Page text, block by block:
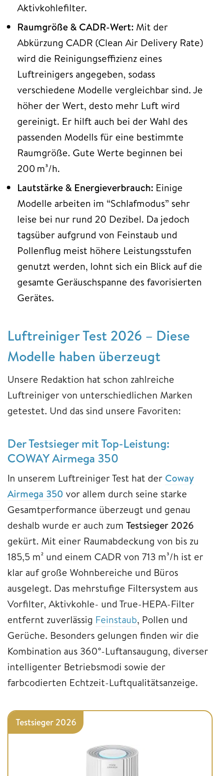
Aktivkohlefilter.
Raumgröße & CADR-Wert: Mit der
Abkürzung CADR (Clean Air Delivery Rate)
wird die Reinigungseffizienz eines
Luftreinigers angegeben, sodass
verschiedene Modelle vergleichbar sind. Je
höher der Wert, desto mehr Luft wird
gereinigt. Er hilft auch bei der Wahl des
passenden Modells für eine bestimmte
Raumgröße. Gute Werte beginnen bei
200 m³/h.
Lautstärke & Energieverbrauch: Einige
Modelle arbeiten im “Schlafmodus” sehr
leise bei nur rund 20 Dezibel. Da jedoch
tagsüber aufgrund von Feinstaub und
Pollenflug meist höhere Leistungsstufen
genutzt werden, lohnt sich ein Blick auf die
gesamte Geräuschspanne des favorisierten
Gerätes.
Luftreiniger Test 2026 – Diese
Modelle haben überzeugt
Unsere Redaktion hat schon zahlreiche
Luftreiniger von unterschiedlichen Marken
getestet. Und das sind unsere Favoriten:
Der Testsieger mit Top-Leistung:
COWAY Airmega 350
In unserem Luftreiniger Test hat der Coway
Airmega 350 vor allem durch seine starke
Gesamtperformance überzeugt und genau
deshalb wurde er auch zum Testsieger 2026
gekürt. Mit einer Raumabdeckung von bis zu
185,5 m² und einem CADR von 713 m³/h ist er
klar auf große Wohnbereiche und Büros
ausgelegt. Das mehrstufige Filtersystem aus
Vorfilter, Aktivkohle- und True-HEPA-Filter
entfernt zuverlässig Feinstaub, Pollen und
Gerüche. Besonders gelungen finden wir die
Kombination aus 360°-Luftansaugung, diverser
intelligenter Betriebsmodi sowie der
farbcodierten Echtzeit-Luftqualitätsanzeige.
Testsieger 2026